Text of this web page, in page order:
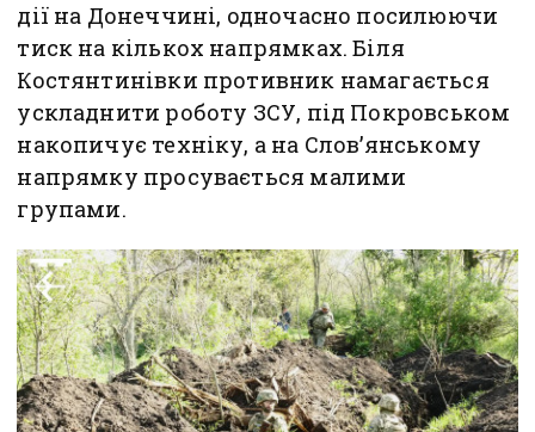
дії на Донеччині, одночасно посилюючи
тиск на кількох напрямках. Біля
Костянтинівки противник намагається
ускладнити роботу ЗСУ, під Покровськом
накопичує техніку, а на Слов’янському
напрямку просувається малими
групами.